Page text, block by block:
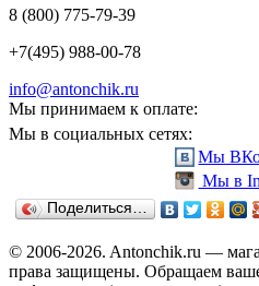
8 (800) 775-79-39
+7(495) 988-00-78
info@antonchik.ru
Мы принимаем к оплате:
Мы в социальных сетях:
Мы
Мы в
Поделиться…
© 2006-2026. Antonchik.ru —
права защищены. Обращаем